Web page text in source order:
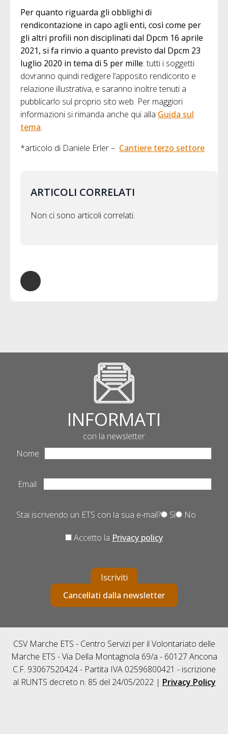
Per quanto riguarda gli obblighi di
rendicontazione in capo agli enti, così come per
gli altri profili non disciplinati dal Dpcm 16 aprile
2021, si fa rinvio a quanto previsto dal Dpcm 23
luglio 2020 in tema di 5 per mille: tutti i soggetti
dovranno quindi redigere l’apposito rendiconto e
relazione illustrativa, e saranno inoltre tenuti a
pubblicarlo sul proprio sito web. Per maggiori
informazioni si rimanda anche qui alla Guida sul
tema.
*articolo di Daniele Erler – Cantiere terzo settore
ARTICOLI CORRELATI
Non ci sono articoli correlati.
INFORMATI
con la newsletter
Nome
Email
Stai iscrivendo un ETS con la sua e-mail? Sì No
Accetto la Privacy policy
Iscriviti
Cancellati dalla newsletter
CSV Marche ETS - Centro Servizi per il Volontariato delle
Marche ETS - Via Della Montagnola 69/a - 60127 Ancona
C.F. 93067520424 - Partita IVA 02596800421 - iscrizione
al RUNTS decreto n. 85 del 24/05/2022 | Privacy Policy